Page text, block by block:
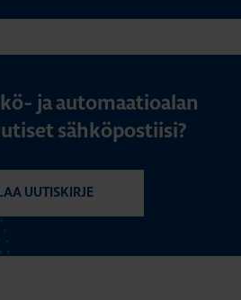
ja automaatioalan
sähköpostiisi?
UUTISKIRJE